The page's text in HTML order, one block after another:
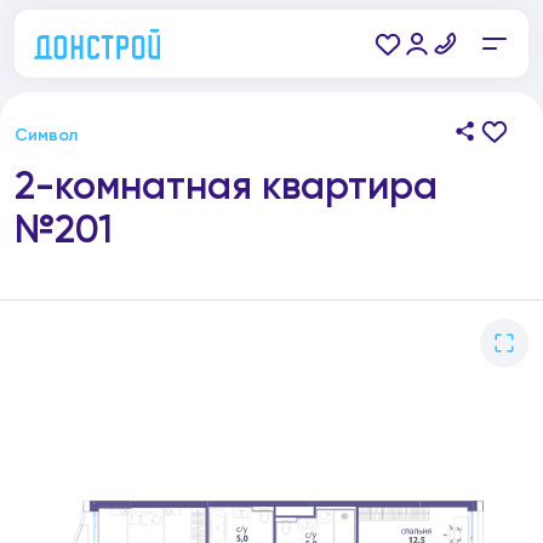
Символ
2-комнатная квартира
№201